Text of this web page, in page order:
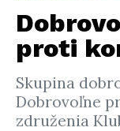
proti
Skupina
Dobrovoľne
združenia